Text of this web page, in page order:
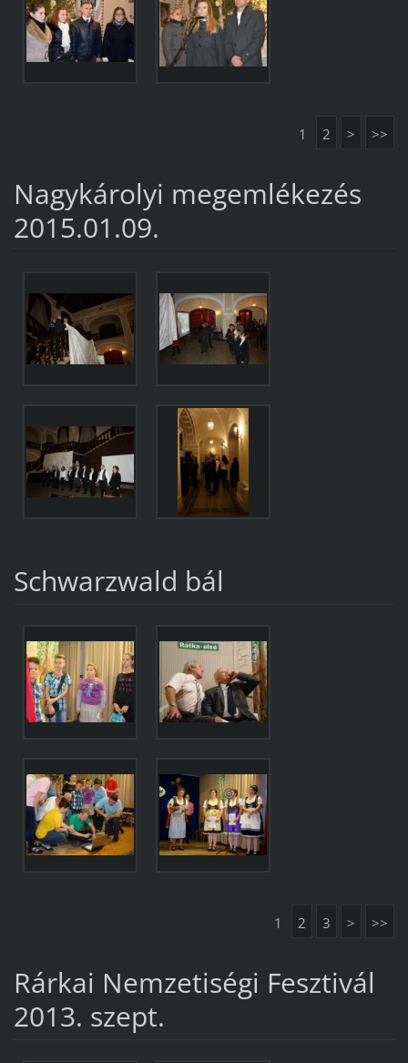
1 2 > >>
Nagykárolyi megemlékezés
2015.01.09.
Schwarzwald bál
1 2 3 > >>
Rárkai Nemzetiségi Fesztivál
2013. szept.